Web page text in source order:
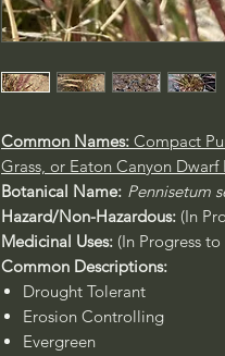
Common Names: Compact
Grass, or Eaton Canyon Dwarf
Botanical Name: Pennisetum
Hazard/Non-Hazardous: (In
Medicinal Uses: (In Progress
Common Descriptions:
Drought Tolerant
Erosion Controlling
Evergreen